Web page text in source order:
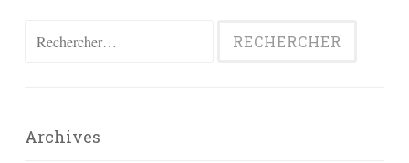
Rechercher :
Archives